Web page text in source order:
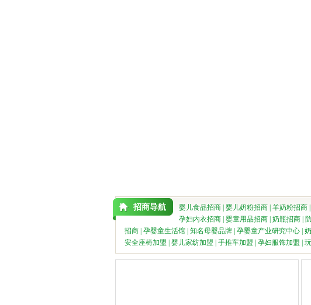
招商导航 婴儿食品招商 婴儿奶粉招商 羊奶粉招商
孕妇内衣招商 婴童用品招商 奶瓶招商
招商 孕婴童生活馆 知名母婴品牌 孕婴童产业研究中心
安全座椅加盟
婴儿家纺加盟 手推车加盟 孕妇服饰加盟